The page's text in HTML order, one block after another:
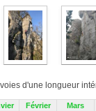
d'une longueur
Février Mars